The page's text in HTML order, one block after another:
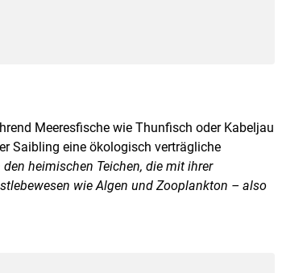
Meeresfische wie Thunfisch oder Kabeljau
Saibling eine ökologisch verträgliche
den heimischen Teichen, die mit ihrer
wie Algen und Zooplankton – also